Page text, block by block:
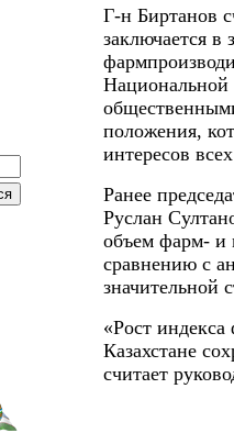
Г-н Биртанов
заключается
Национальной
положения,
интересов
Ранее
Руслан
объем фарм- и
сравнению с
значительной
«Рост индекса
Казахстане
считает